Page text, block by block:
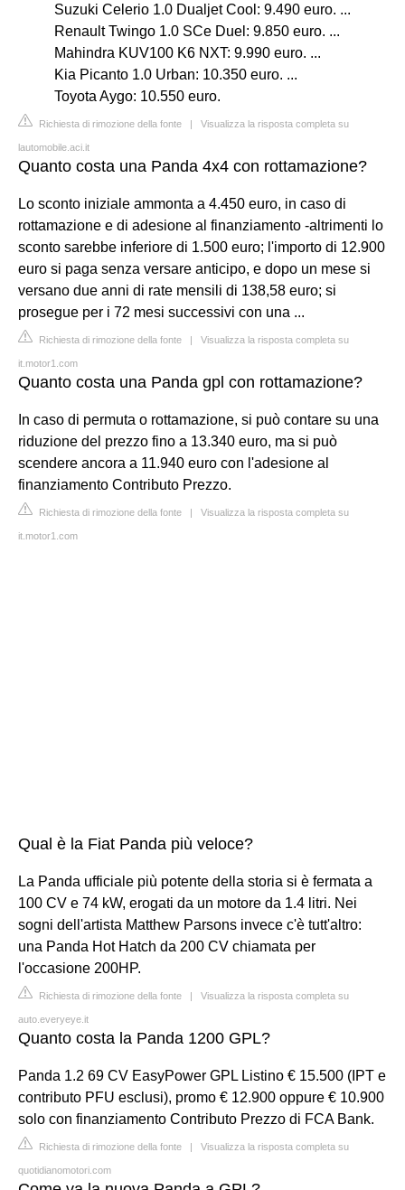
Suzuki Celerio 1.0 Dualjet Cool: 9.490 euro. ...
Renault Twingo 1.0 SCe Duel: 9.850 euro. ...
Mahindra KUV100 K6 NXT: 9.990 euro. ...
Kia Picanto 1.0 Urban: 10.350 euro. ...
Toyota Aygo: 10.550 euro.
Richiesta di rimozione della fonte | Visualizza la risposta completa su
lautomobile.aci.it
Quanto costa una Panda 4x4 con rottamazione?
Lo sconto iniziale ammonta a 4.450 euro, in caso di
rottamazione e di adesione al finanziamento -altrimenti lo
sconto sarebbe inferiore di 1.500 euro; l'importo di 12.900
euro si paga senza versare anticipo, e dopo un mese si
versano due anni di rate mensili di 138,58 euro; si
prosegue per i 72 mesi successivi con una ...
Richiesta di rimozione della fonte | Visualizza la risposta completa su
it.motor1.com
Quanto costa una Panda gpl con rottamazione?
In caso di permuta o rottamazione, si può contare su una
riduzione del prezzo fino a 13.340 euro, ma si può
scendere ancora a 11.940 euro con l'adesione al
finanziamento Contributo Prezzo.
Richiesta di rimozione della fonte | Visualizza la risposta completa su
it.motor1.com
Qual è la Fiat Panda più veloce?
La Panda ufficiale più potente della storia si è fermata a
100 CV e 74 kW, erogati da un motore da 1.4 litri. Nei
sogni dell'artista Matthew Parsons invece c'è tutt'altro:
una Panda Hot Hatch da 200 CV chiamata per
l'occasione 200HP.
Richiesta di rimozione della fonte | Visualizza la risposta completa su
auto.everyeye.it
Quanto costa la Panda 1200 GPL?
Panda 1.2 69 CV EasyPower GPL Listino € 15.500 (IPT e
contributo PFU esclusi), promo € 12.900 oppure € 10.900
solo con finanziamento Contributo Prezzo di FCA Bank.
Richiesta di rimozione della fonte | Visualizza la risposta completa su
quotidianomotori.com